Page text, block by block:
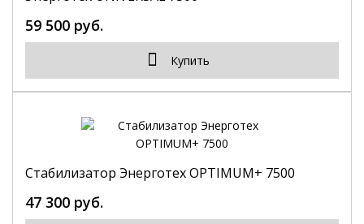
59 500 руб.
Купить
Стабилизатор Энерготех OPTIMUM+ 7500
47 300 руб.